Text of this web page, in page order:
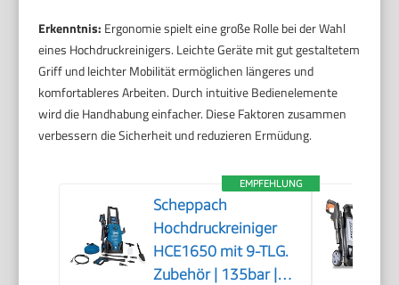
Erkenntnis: Ergonomie spielt eine große Rolle bei der Wahl
eines Hochdruckreinigers. Leichte Geräte mit gut gestaltetem
Griff und leichter Mobilität ermöglichen längeres und
komfortableres Arbeiten. Durch intuitive Bedienelemente
wird die Handhabung einfacher. Diese Faktoren zusammen
verbessern die Sicherheit und reduzieren Ermüdung.
EMPFEHLUNG
Scheppach
Hochdruckreiniger
HCE1650 mit 9-TLG.
Zubehör | 135bar |